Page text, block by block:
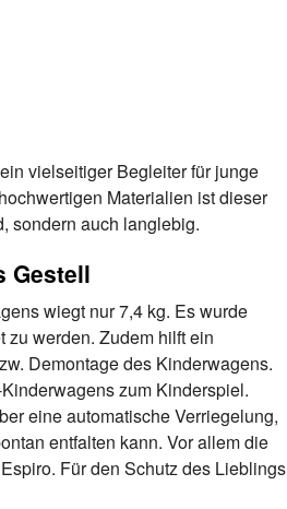
vielseitiger Begleiter für junge
Materialien ist dieser
sondern auch langlebig.
Gestell
wiegt nur 7,4 kg. Es wurde
werden. Zudem hilft ein
Demontage des Kinderwagens.
zum Kinderspiel.
eine automatische Verriegelung,
entfalten kann. Vor allem die
Für den Schutz des Lieblings